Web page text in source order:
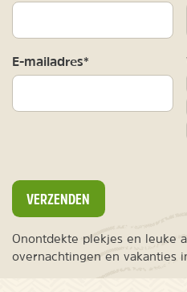
E-mailadres*
VERZENDEN
Onontdekte plekjes en leuke
overnachtingen en vakanties